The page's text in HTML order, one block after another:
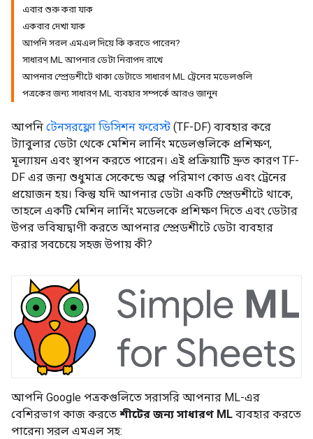
এবার শুরু করা যাক
একবার দেখা যাক
আপনি সরল এমএল দিয়ে কি করতে পারেন?
সাধারণ ML আপনার ডেটা নিরাপদ রাখে
আপনার স্প্রেডশীটে থাকা ডেটাতে সাধারণ ML ট্রেনের মডেলগুলি
পত্রকের জন্য সাধারণ ML ব্যবহার সম্পর্কে আরও জানুন
আপনি টেনসরফ্লো ডিসিশন ফরেস্ট (TF-DF) ব্যবহার করে
ট্যাবুলার ডেটা থেকে মেশিন লার্নিং মডেলগুলিকে প্রশিক্ষণ,
মূল্যায়ন এবং স্থাপন করতে পারেন। এই প্রক্রিয়াটি দ্রুত কারণ TF-
DF এর জন্য শুধুমাত্র সেকেন্ডে অল্প পরিমাণ কোড এবং ট্রেনের
প্রয়োজন হয়। কিন্তু যদি আপনার ডেটা একটি স্প্রেডশীটে থাকে,
তাহলে একটি মেশিন লার্নিং মডেলকে প্রশিক্ষণ দিতে এবং ডেটার
উপর ভবিষ্যদ্বাণী করতে আপনার স্প্রেডশীটে ডেটা ব্যবহার
করার সবচেয়ে সহজ উপায় কী?
আপনি Google পত্রকগুলিতে সরাসরি আপনার ML-এর
বেশিরভাগ কাজ করতে শীটের জন্য সাধারণ ML ব্যবহার করতে
পারেন৷ সরল এমএল সহ: